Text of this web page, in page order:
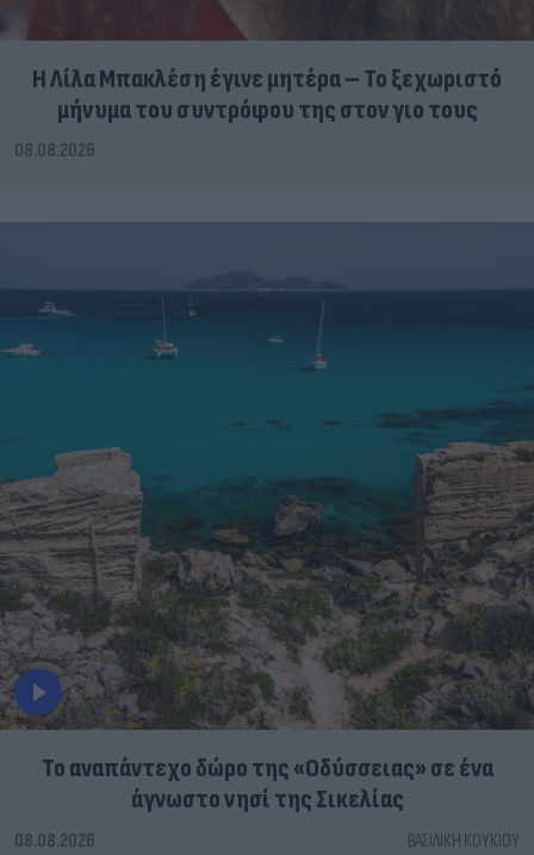
Η Λίλα Μπακλέση έγινε μητέρα – Το ξεχωριστό
μήνυμα του συντρόφου της στον γιο τους
08.08.2026
To αναπάντεχο δώρο της «Οδύσσειας» σε ένα
άγνωστο νησί της Σικελίας
08.08.2026 ΒΑΣΙΛΙΚΉ ΚΟΥΚΊΟΥ